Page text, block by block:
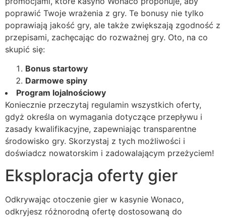
poprawić Twoje wrażenia z gry. Te bonusy nie tylko
poprawiają jakość gry, ale także zwiększają zgodność z
przepisami, zachęcając do rozważnej gry. Oto, na co
skupić się:
Bonus startowy
Darmowe spiny
Program lojalnościowy
Koniecznie przeczytaj regulamin wszystkich oferty,
gdyż określa on wymagania dotyczące przepływu i
zasady kwalifikacyjne, zapewniając transparentne
środowisko gry. Skorzystaj z tych możliwości i
doświadcz nowatorskim i zadowalającym przeżyciem!
Eksploracja oferty gier
Odkrywając otoczenie gier w kasynie Wonaco,
odkryjesz różnorodną ofertę dostosowaną do